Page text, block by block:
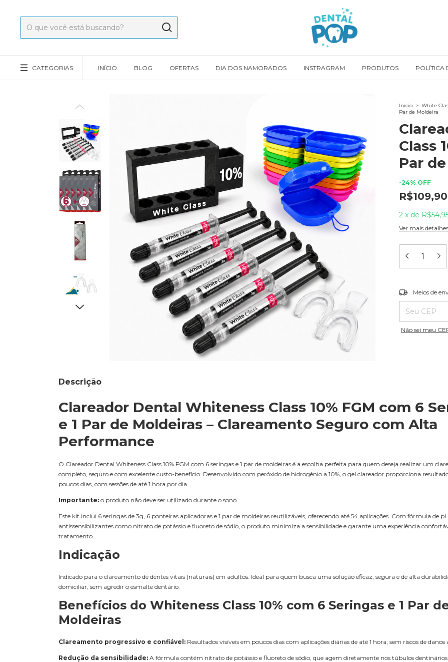
CATEGORIAS INÍCIO BLOG OFERTAS DIA DOS NAMORADOS INSTRAGRAM PRODUTOS POLÍTICA
Início > White
Par de Moldeira
Class
Par
-24% OFF
R$109,90
2 x de
Ver mais detalhes
Entregas para o
Meios de
Não sei meu
Descrição
Clareador Dental Whiteness Class 10% FGM com 6
e 1 Par de Moldeiras – Clareamento Seguro com Alta
Performance
O Clareador Dental Whiteness Class 10% FGM com 6 seringas e 1 par de moldeiras é a escolha perfeita para quem deseja realizar um
completo, seguro e com excelente custo-benefício. Desenvolvido com peróxido de hidrogênio a 10%, o gel clareador proporciona
poucos dias, com sessões de até 1 hora por dia.
Importante: o produto não deve ser utilizado durante o sono.
Este kit inclui 6 seringas de 3g, 6 ponteiras aplicadoras e 1 par de moldeiras reutilizáveis, oferecendo até 54 aplicações. Com fórmula de
antissensibilizantes como nitrato de potássio e fluoreto de sódio, o produto minimiza a sensibilidade e garante uma experiência
tratamento.
Indicação
Indicado para o clareamento de dentes vitais (naturais) em adultos. Ideal para quem busca uma solução eficaz, segura e de alta
domiciliar, sem agredir o esmalte dentário.
Benefícios do Whiteness Class 10% com 6 Seringas e 1 Par
Moldeiras
Clareamento progressivo e confiável: Resultados visíveis em poucos dias com aplicações diárias de até 1 hora, sem riscos de danos
Redução da sensibilidade: A fórmula contém nitrato de potássio e fluoreto de sódio, que agem diretamente nos túbulos